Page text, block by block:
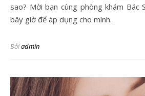
sao? Mời bạn cùng phòng khám Bác
bây giờ để áp dụng cho mình.
Bởiadmin